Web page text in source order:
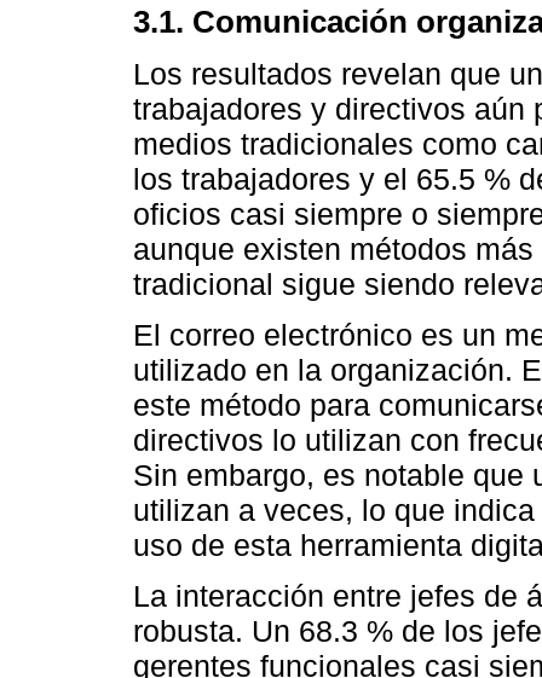
3.1. Comunicación
Los resultados revelan que
trabajadores y directivos aún
medios tradicionales como
los trabajadores y el 65.5 %
oficios casi siempre o
aunque existen métodos
tradicional sigue siendo
El correo electrónico es un
utilizado en la organización.
este método para
directivos lo utilizan con
Sin embargo, es notable que
utilizan a veces, lo que
uso de esta herramienta
La interacción entre jefes de
robusta. Un 68.3 % de los
gerentes funcionales casi